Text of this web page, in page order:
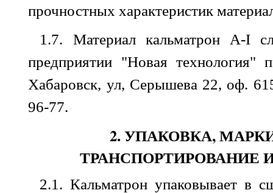
прочностных характеристик
1.7. Материал кальматрон A-I
предприятии "Новая технология"
Хабаровск, ул, Серышева 22, оф.
96-77.
2. УПАКОВКА,
ТРАНСПОРТИРОВАНИЕ
2.1. Кальматрон упаковывает в